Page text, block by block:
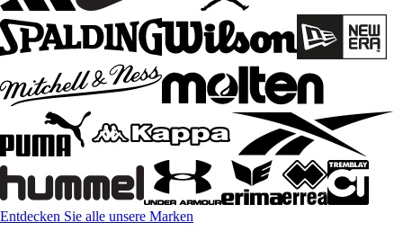
Entdecken Sie alle unsere Marken